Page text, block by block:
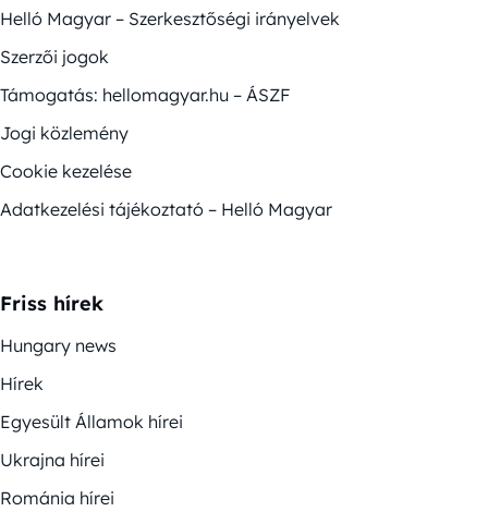
Helló Magyar – Szerkesztőségi irányelvek
Szerzői jogok
Támogatás: hellomagyar.hu – ÁSZF
Jogi közlemény
Cookie kezelése
Adatkezelési tájékoztató – Helló Magyar
Friss hírek
Hungary news
Hírek
Egyesült Államok hírei
Ukrajna hírei
Románia hírei